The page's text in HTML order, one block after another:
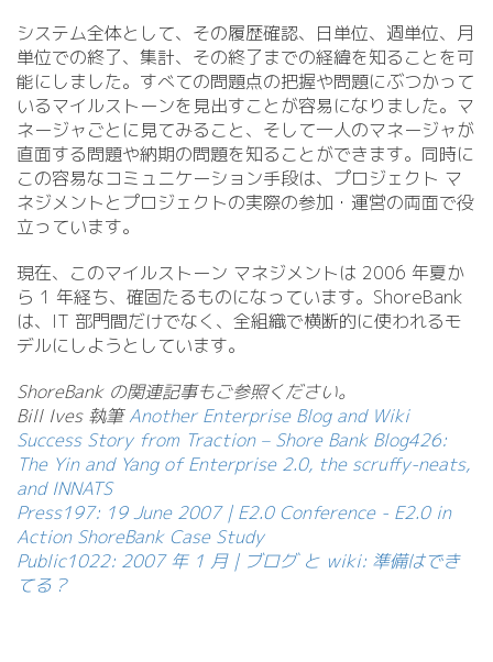
システム全体として、その履歴確認、日単位、週単位、月
単位での終了、集計、その終了までの経緯を知ることを可
能にしました。すべての問題点の把握や問題にぶつかって
いるマイルストーンを見出すことが容易になりました。マ
ネージャごとに見てみること、そして一人のマネージャが
直面する問題や納期の問題を知ることができます。同時に
この容易なコミュニケーション手段は、プロジェクト マ
ネジメントとプロジェクトの実際の参加・運営の両面で役
立っています。
現在、このマイルストーン マネジメントは 2006 年夏か
ら 1 年経ち、確固たるものになっています。ShoreBank
は、IT 部門間だけでなく、全組織で横断的に使われるモ
デルにしようとしています。
ShoreBank の関連記事もご参照ください。
Bill Ives 執筆Another Enterprise Blog and Wiki
Success Story from Traction – Shore Bank Blog426:
The Yin and Yang of Enterprise 2.0, the scruffy-neats,
and INNATS
Press197: 19 June 2007 | E2.0 Conference - E2.0 in
Action ShoreBank Case Study
Public1022: 2007 年 1 月 | ブログ と wiki: 準備はでき
てる？